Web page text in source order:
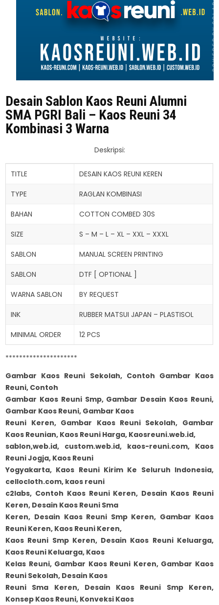
Desain Sablon Kaos Reuni Alumni
SMA PGRI Bali – Kaos Reuni 34
Kombinasi 3 Warna
Deskripsi:
TITLE DESAIN KAOS REUNI KEREN
TYPE RAGLAN KOMBINASI
BAHAN COTTON COMBED 30S
SIZE S – M – L – XL – XXL – XXXL
SABLON MANUAL SCREEN PRINTING
SABLON DTF [ OPTIONAL ]
WARNA SABLON BY REQUEST
INK RUBBER MATSUI JAPAN – PLASTISOL
MINIMAL ORDER 12 PCS
*********************
Gambar Kaos Reuni Sekolah, Contoh Gambar Kaos
Reuni, Contoh
Gambar Kaos Reuni Smp, Gambar Desain Kaos Reuni,
Gambar Kaos Reuni, Gambar Kaos
Reuni Keren, Gambar Kaos Reuni Sekolah, Gambar
Kaos Reunian, Kaos Reuni Harga, Kaosreuni.web.id,
sablon,web.id, custom.web.id, kaos-reuni.com, Kaos
Reuni Jogja, Kaos Reuni
Yogyakarta, Kaos Reuni Kirim Ke Seluruh Indonesia,
cellocloth.com, kaos reuni
c2labs, Contoh Kaos Reuni Keren, Desain Kaos Reuni
Keren, Desain Kaos Reuni Sma
Keren, Desain Kaos Reuni Smp Keren, Gambar Kaos
Reuni Keren, Kaos Reuni Keren,
Kaos Reuni Smp Keren, Desain Kaos Reuni Keluarga,
Kaos Reuni Keluarga, Kaos
Kelas Reuni, Gambar Kaos Reuni Keren, Gambar Kaos
Reuni Sekolah, Desain Kaos
Reuni Sma Keren, Desain Kaos Reuni Smp Keren,
Konsep Kaos Reuni, Konveksi Kaos